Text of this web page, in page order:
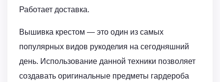
Работает доставка.
Вышивка крестом — это один из самых
популярных видов рукоделия на сегодняшний
день. Использование данной техники позволяет
создавать оригинальные предметы гардероба